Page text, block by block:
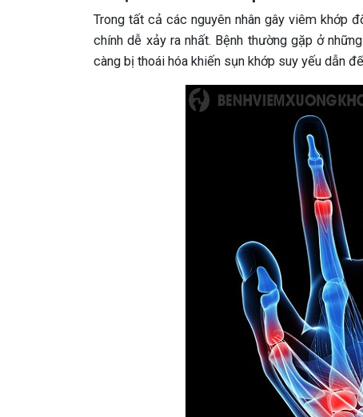
Trong tất cả các nguyên nhân gây viêm khớp
chính dễ xảy ra nhất. Bệnh thường gặp ở
càng bị thoái hóa khiến sụn khớp suy yếu dẫn